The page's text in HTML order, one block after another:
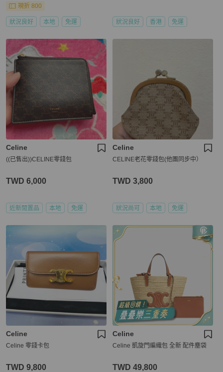
現折 800
狀況良好 本地 免運 狀況良好 香港 免運
Celine
((已售出))CELINE零錢包
TWD 6,000
近新閒置品 本地 免運
Celine
CELINE老花零錢包(他團同步中）
TWD 3,800
狀況尚可 本地 免運
Celine
Celine 零錢卡包
TWD 9,800
Celine
Celine 凱旋門編織包 全新 配件塵袋
TWD 49,800